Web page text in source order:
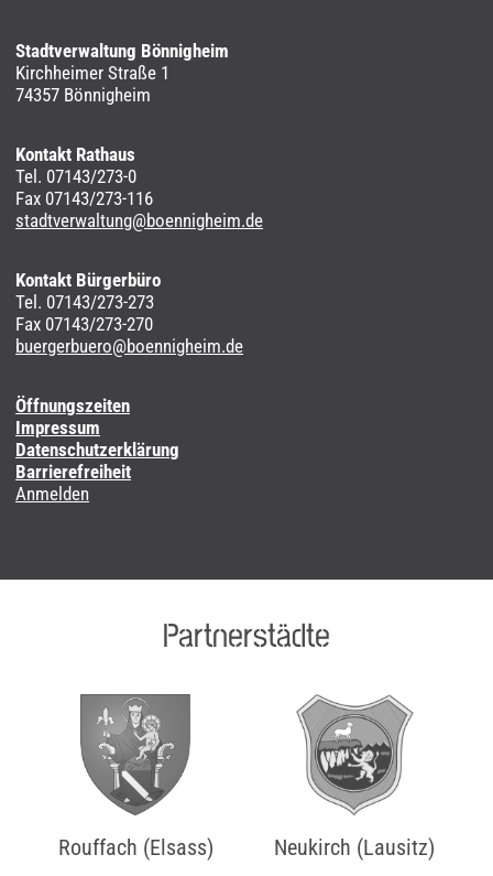
Stadtverwaltung Bönnigheim
Kirchheimer Straße 1
74357 Bönnigheim
Kontakt Rathaus
Tel. 07143/273-0
Fax 07143/273-116
stadtverwaltung@boennigheim.de
Kontakt Bürgerbüro
Tel. 07143/273-273
Fax 07143/273-270
buergerbuero@boennigheim.de
Öffnungszeiten
Impressum
Datenschutzerklärung
Barrierefreiheit
Anmelden
Partnerstädte
Rouffach (Elsass) Neukirch (Lausitz)